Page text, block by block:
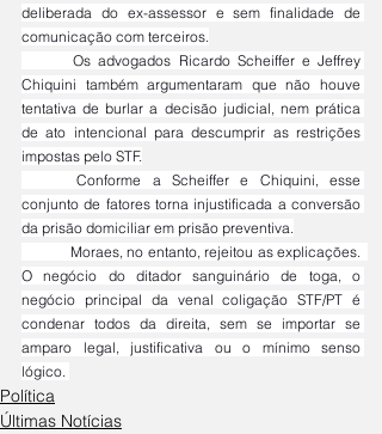
deliberada do ex-assessor e sem finalidade de
comunicação com terceiros.
	Os advogados Ricardo Scheiffer e Jeffrey
Chiquini também argumentaram que não houve
tentativa de burlar a decisão judicial, nem prática
de ato intencional para descumprir as restrições
impostas pelo STF.
	Conforme a Scheiffer e Chiquini, esse
conjunto de fatores torna injustificada a conversão
da prisão domiciliar em prisão preventiva.
O negócio do ditador sanguinário de toga, o
negócio principal da venal coligação STF/PT é
condenar todos da direita, sem se importar se
amparo legal, justificativa ou o mínimo senso
lógico.
Política
Últimas Notícias